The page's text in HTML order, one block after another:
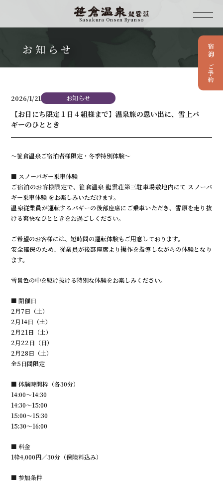
宿泊のご予約
Sasakura Onsen Ryunso
お知らせ
温泉
客室・館内施設
周辺観光
お知らせ
2026/1/21 お知らせ
【お日にち限定１日４組様まで】温泉旅の思い出に、雪上バ
ギーのひととき
〜笹倉温泉ご宿泊者様限定・冬季特別体験〜
■ スノーバギー乗車体験
ご宿泊のお客様限定で、笹倉温泉 龍雲荘第三駐車場敷地内にて スノーバ
ギー乗車体験 をお楽しみいただけます。
温泉従業員が運転するバギーの後部座席にご乗車いただき、雪原を走り抜
ける爽快なひとときをお過ごしください。
ご希望のお客様には、短時間の運転体験もご用意しております。
安全確保のため、従業員が後部座席より操作を指導しながらの体験となり
ます。
雪景色の中を駆け抜ける特別な体験をお楽しみください。
■ 開催日
2月7日（土）
2月14日（土）
2月21日（土）
2月22日（日）
2月28日（土）
全5日間限定
■ 体験時間枠（各30分）
14:00〜14:30
14:30〜15:00
15:00〜15:30
15:30〜16:00
■ 料金
1枠4,000円／30分（保険料込み）
■ 参加条件